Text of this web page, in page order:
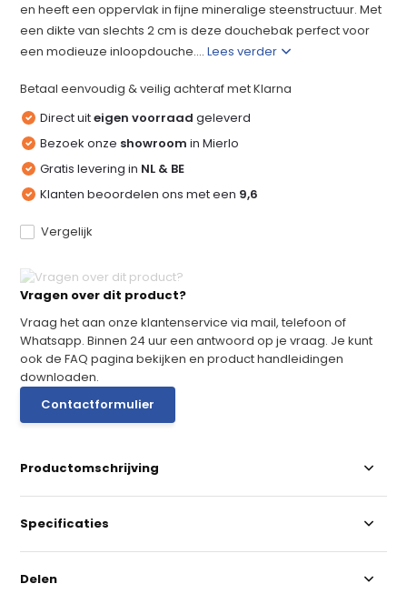
en heeft een oppervlak in fijne mineralige steenstructuur. Met
een dikte van slechts 2 cm is deze douchebak perfect voor
een modieuze inloopdouche....Lees verder
Betaal eenvoudig & veilig achteraf met Klarna
Direct uiteigen voorraad geleverd
Bezoek onze showroom in Mierlo
Gratis levering in NL & BE
Klanten beoordelen ons met een 9,6
Vergelijk
Vragen over dit product?
Vraag het aan onze klantenservice via mail, telefoon of
Whatsapp. Binnen 24 uur een antwoord op je vraag. Je kunt
ook de FAQ pagina bekijken en product handleidingen
downloaden.
Contactformulier
Productomschrijving
Specificaties
Delen